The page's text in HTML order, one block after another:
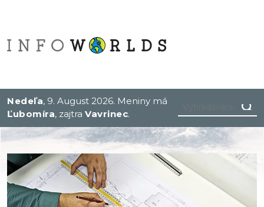
Nedeľa, 9. August 2026. Meniny má
Ľubomíra, zajtra Vavrinec.